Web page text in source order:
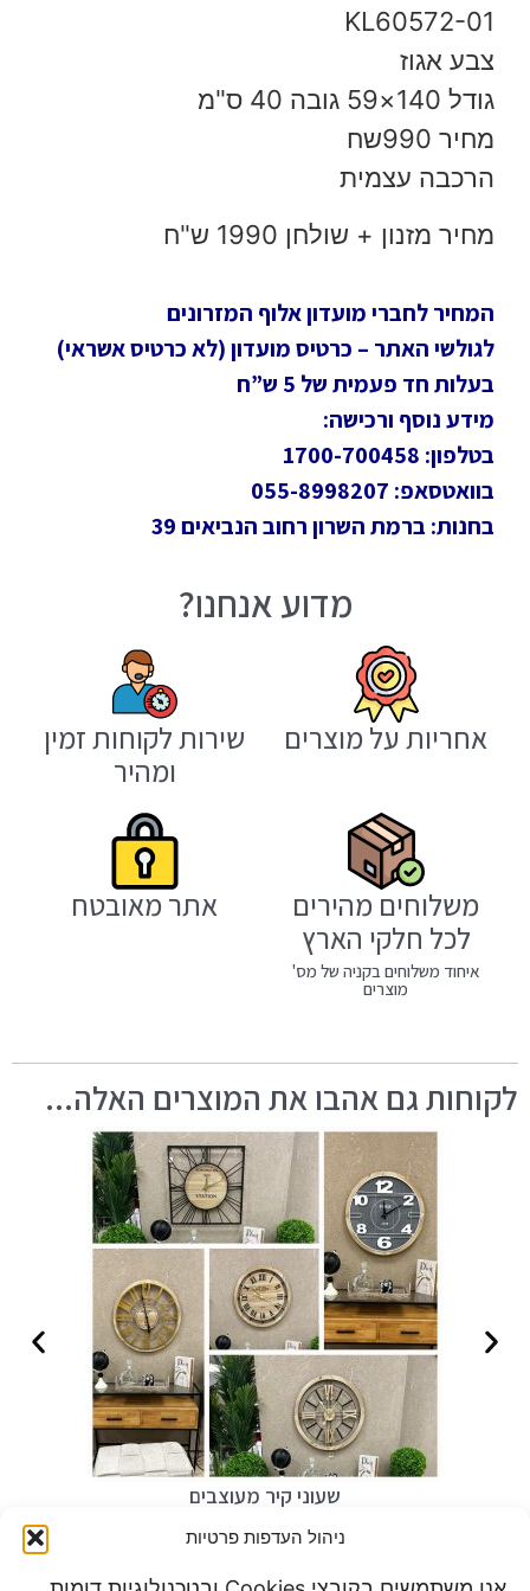
ניהול העדפות פרטיות
KL60572-01
צבע אגוז
גודל 140×59 גובה 40 ס"מ
מחיר 990שח
הרכבה עצמית
מחיר מזנון + שולחן 1990 ש"ח
המחיר לחברי מועדון אלוף המזרונים
לגולשי האתר – כרטיס מועדון (לא כרטיס אשראי)
בעלות חד פעמית של 5 ש”ח
מידע נוסף ורכישה:
בטלפון: 1700-700458
בוואטסאפ: 055-8998207
בחנות: ברמת השרון רחוב הנביאים 39
מדוע אנחנו?
אחריות על מוצרים
שירות לקוחות זמין
ומהיר
משלוחים מהירים
לכל חלקי הארץ
איחוד משלוחים בקניה של מס'
מוצרים
אתר מאובטח
לקוחות גם אהבו את המוצרים האלה...
שעוני קיר מעוצבים